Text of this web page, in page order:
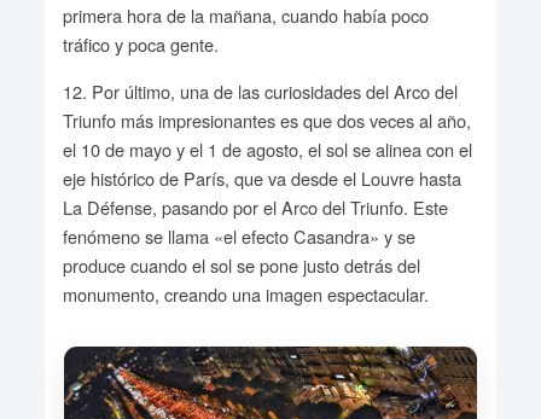
primera hora de la mañana, cuando había poco
tráfico y poca gente.
12. Por último, una de las curiosidades del Arco del
Triunfo más impresionantes es que dos veces al año,
el 10 de mayo y el 1 de agosto, el sol se alinea con el
eje histórico de París, que va desde el Louvre hasta
La Défense, pasando por el Arco del Triunfo. Este
fenómeno se llama «el efecto Casandra» y se
produce cuando el sol se pone justo detrás del
monumento, creando una imagen espectacular.